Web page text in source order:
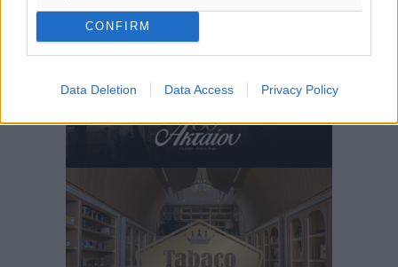
CONFIRM
Data Deletion Data Access Privacy Policy